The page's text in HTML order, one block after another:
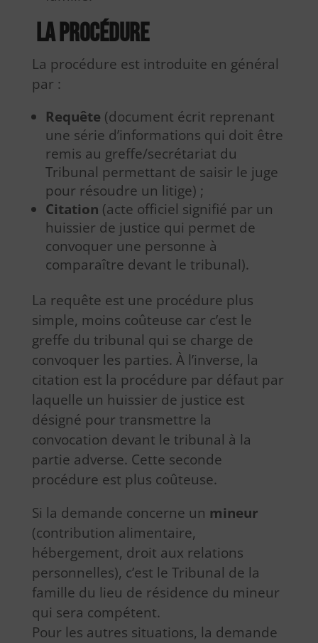
La procédure
La procédure est introduite en général
par :
Requête (document écrit reprenant
une série d’informations qui doit être
remis au greffe/secrétariat du
Tribunal permettant de saisir le juge
pour résoudre un litige) ;
Citation (acte officiel signifié par un
huissier de justice qui permet de
convoquer une personne à
comparaître devant le tribunal).
La requête est une procédure plus
simple, moins coûteuse car c’est le
greffe du tribunal qui se charge de
convoquer les parties. À l’inverse, la
citation est la procédure par défaut par
laquelle un huissier de justice est
désigné pour transmettre la
convocation devant le tribunal à la
partie adverse. Cette seconde
procédure est plus coûteuse.
Si la demande concerne un mineur
(contribution alimentaire,
hébergement, droit aux relations
personnelles), c’est le Tribunal de la
famille du lieu de résidence du mineur
qui sera compétent.
Pour les autres situations, la demande